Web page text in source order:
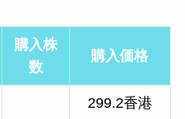
購入株
数
購入価格
299.2香港